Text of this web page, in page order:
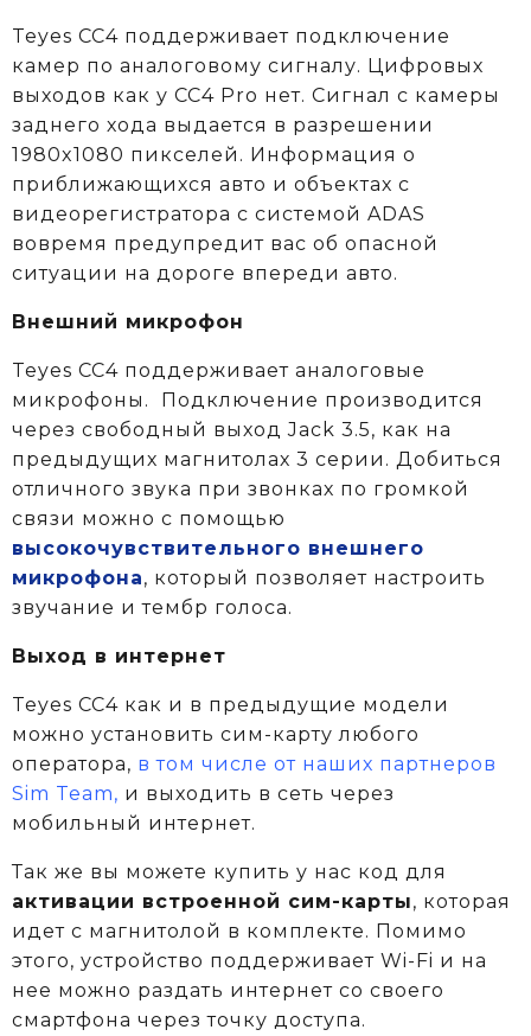
Teyes CC4 поддерживает подключение
камер по аналоговому сигналу. Цифровых
выходов как у CC4 Pro нет. Сигнал с камеры
заднего хода выдается в разрешении
1980x1080 пикселей. Информация о
приближающихся авто и объектах c
видеорегистратора с системой ADAS
вовремя предупредит вас об опасной
ситуации на дороге впереди авто.
Внешний микрофон
Teyes CC4 поддерживает аналоговые
микрофоны. Подключение производится
через свободный выход Jack 3.5, как на
предыдущих магнитолах 3 серии. Добиться
отличного звука при звонках по громкой
связи можно с помощью
высокочувствительного внешнего
микрофона, который позволяет настроить
звучание и тембр голоса.
Выход в интернет
Teyes CC4 как и в предыдущие модели
можно установить сим-карту любого
оператора, в том числе от наших партнеров
Sim Team, и выходить в сеть через
мобильный интернет.
Так же вы можете купить у нас код для
активации встроенной сим-карты, которая
идет с магнитолой в комплекте. Помимо
этого, устройство поддерживает Wi-Fi и на
нее можно раздать интернет со своего
смартфона через точку доступа.